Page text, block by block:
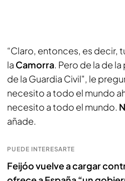
“Claro, entonces, es decir,
la Camorra. Pero de la de
de la Guardia Civil", le
necesito a todo el mundo
necesito a todo el mundo.
añade.
PUEDE INTERESARTE
Feijóo vuelve a cargar